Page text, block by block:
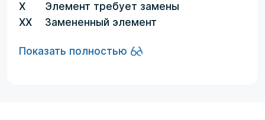
X
Элемент требует замены
XX
Замененный элемент
Показать полностью